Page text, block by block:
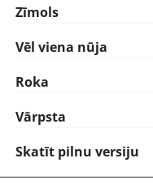
Zīmols
Vēl viena nūja
Roka
Vārpsta
Skatīt pilnu versiju